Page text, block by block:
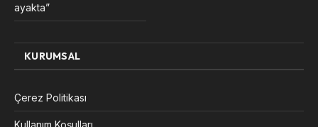
ayakta”
KURUMSAL
Çerez Politikası
Kullanım Koşulları